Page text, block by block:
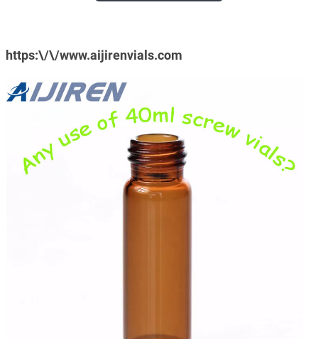
https:\/\/www.aijirenvials.com